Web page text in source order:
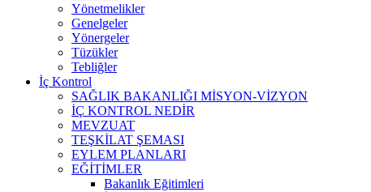
Yönetmelikler
Genelgeler
Yönergeler
Tüzükler
Tebliğler
İç Kontrol
SAĞLIK BAKANLIĞI MİSYON-VİZYON
İÇ KONTROL NEDİR
MEVZUAT
TEŞKİLAT ŞEMASI
EYLEM PLANLARI
EĞİTİMLER
Bakanlık Eğitimleri